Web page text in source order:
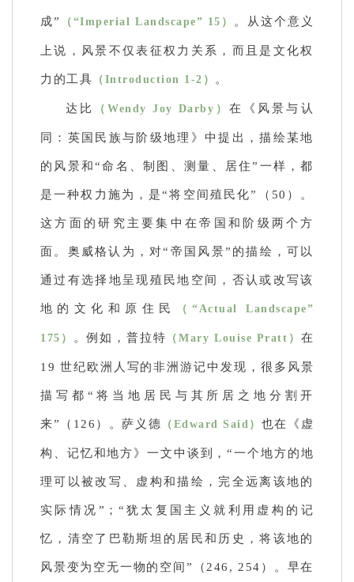
成” （“Imperial Landscape” 15） 。从这个意义
上说，风景不仅表征权力关系，而且是文化权
力的工具 （Introduction 1-2） 。
达比 （Wendy Joy Darby） 在《风景与认
同：英国民族与阶级地理》中提出，描绘某地
的风景和“命名、制图、测量、居住”一样，都
是一种权力施为，是“将空间殖民化”（50）。
这方面的研究主要集中在帝国和阶级两个方
面。奥威格认为，对“帝国风景”的描绘，可以
通过有选择地呈现殖民地空间，否认或改写该
地的文化和原住民 （“Actual Landscape”
175） 。例如，普拉特 （Mary Louise Pratt） 在
19 世纪欧洲人写的非洲游记中发现，很多风景
描写都“将当地居民与其所居之地分割开
来”（126）。萨义德 （Edward Said） 也在《虚
构、记忆和地方》一文中谈到，“一个地方的地
理可以被改写、虚构和描绘，完全远离该地的
实际情况”；“犹太复国主义就利用虚构的记
忆，清空了巴勒斯坦的居民和历史，将该地的
风景变为空无一物的空间”（246, 254）。早在